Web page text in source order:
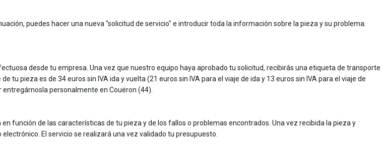
puedes hacer una nueva "solicitud de servicio" e introducir toda la información sobre la pieza y su problema.
desde tu empresa. Una vez que nuestro equipo haya aprobado tu solicitud, recibirás una etiqueta de transporte
tu pieza es de 34 euros sin IVA ida y vuelta (21 euros sin IVA para el viaje de ida y 13 euros sin IVA para el viaje de
personalmente en Couëron (44).
función de las características de tu pieza y de los fallos o problemas encontrados. Una vez recibida la pieza y
El servicio se realizará una vez validado tu presupuesto.